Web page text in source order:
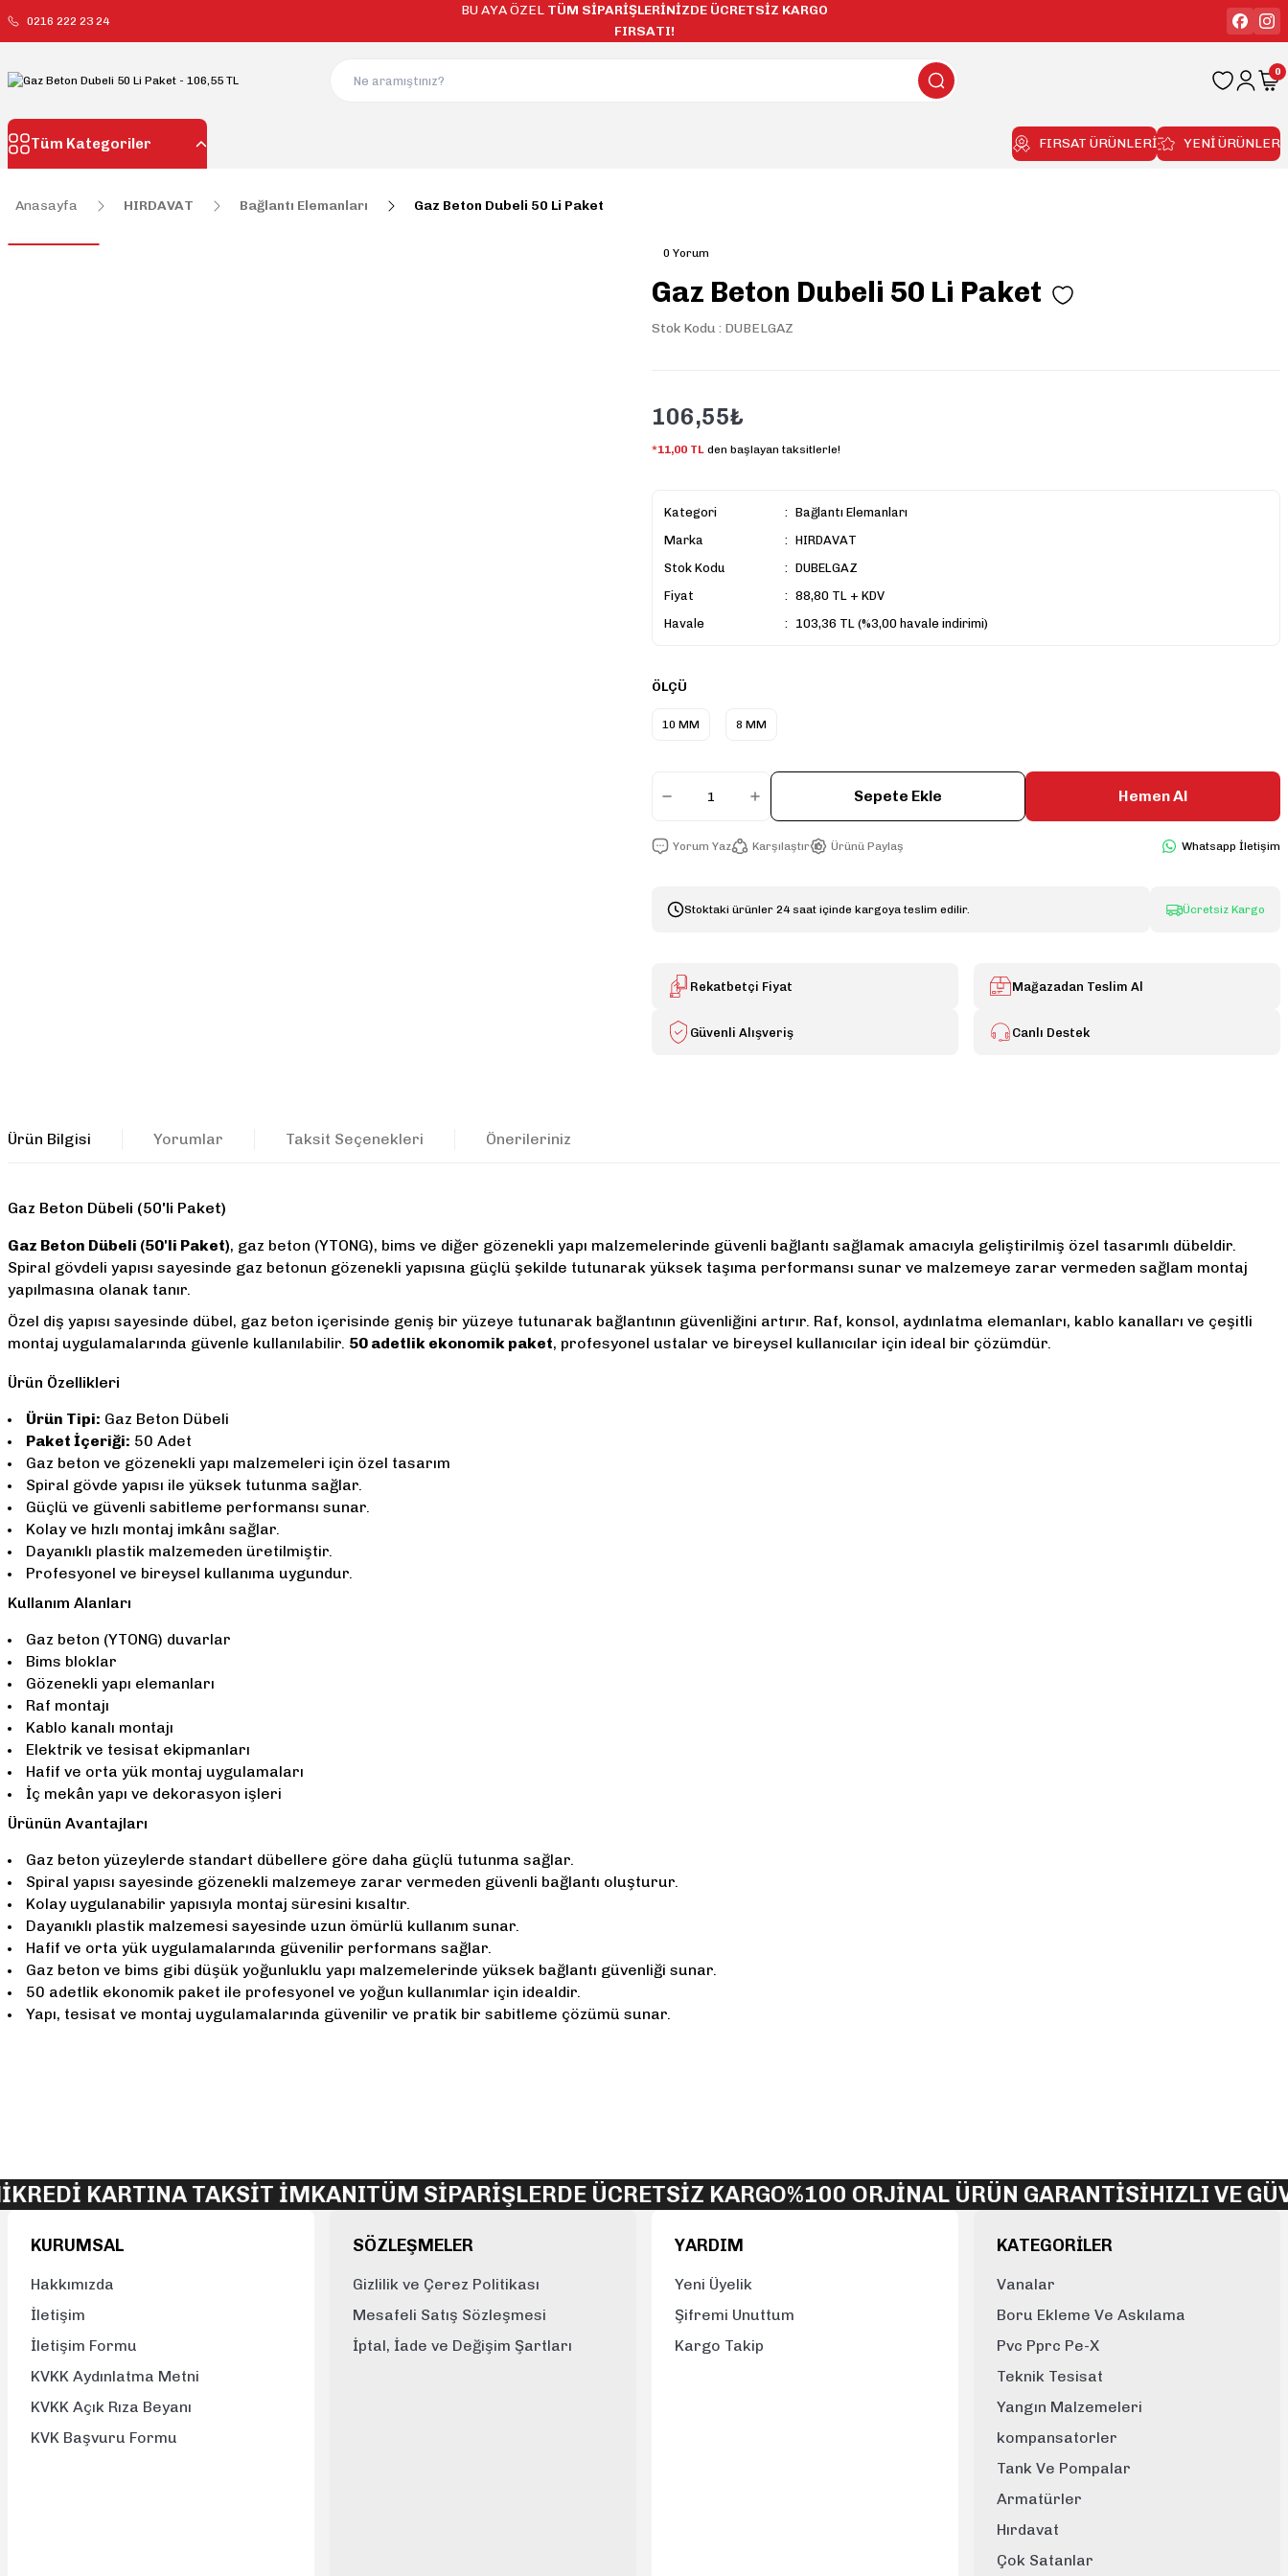
0216 222 23 24
BU AYA ÖZEL TÜM SİPARİŞLERİNİZDE ÜCRETSİZ KARGO
FIRSATI!
0
Tüm Kategoriler FIRSAT ÜRÜNLERİ YENİ ÜRÜNLER
Anasayfa HIRDAVAT Bağlantı Elemanları Gaz Beton Dubeli 50 Li Paket
0 Yorum
Gaz Beton Dubeli 50 Li Paket
Stok Kodu : DUBELGAZ
106,55₺
*11,00 TL den başlayan taksitlerle!
Kategori
Bağlantı Elemanları
Marka
HIRDAVAT
Stok Kodu
DUBELGAZ
Fiyat
88,80 TL + KDV
Havale
103,36 TL (%3,00 havale indirimi)
ÖLÇÜ
10 MM 8 MM
Sepete Ekle Hemen Al
Yorum Yaz Karşılaştır Ürünü Paylaş Whatsapp İletişim
Stoktaki ürünler 24 saat içinde kargoya teslim edilir. Ücretsiz Kargo
Rekatbetçi Fiyat Mağazadan Teslim Al
Güvenli Alışveriş Canlı Destek
Ürün Bilgisi Yorumlar Taksit Seçenekleri Önerileriniz
Gaz Beton Dübeli (50'li Paket)
Gaz Beton Dübeli (50'li Paket), gaz beton (YTONG), bims ve diğer gözenekli yapı malzemelerinde güvenli bağlantı sağlamak amacıyla geliştirilmiş özel tasarımlı dübeldir.
Spiral gövdeli yapısı sayesinde gaz betonun gözenekli yapısına güçlü şekilde tutunarak yüksek taşıma performansı sunar ve malzemeye zarar vermeden sağlam montaj
yapılmasına olanak tanır.
Özel diş yapısı sayesinde dübel, gaz beton içerisinde geniş bir yüzeye tutunarak bağlantının güvenliğini artırır. Raf, konsol, aydınlatma elemanları, kablo kanalları ve çeşitli
montaj uygulamalarında güvenle kullanılabilir. 50 adetlik ekonomik paket, profesyonel ustalar ve bireysel kullanıcılar için ideal bir çözümdür.
Ürün Özellikleri
Ürün Tipi: Gaz Beton Dübeli
Paket İçeriği: 50 Adet
Gaz beton ve gözenekli yapı malzemeleri için özel tasarım
Spiral gövde yapısı ile yüksek tutunma sağlar.
Güçlü ve güvenli sabitleme performansı sunar.
Kolay ve hızlı montaj imkânı sağlar.
Dayanıklı plastik malzemeden üretilmiştir.
Profesyonel ve bireysel kullanıma uygundur.
Kullanım Alanları
Gaz beton (YTONG) duvarlar
Bims bloklar
Gözenekli yapı elemanları
Raf montajı
Kablo kanalı montajı
Elektrik ve tesisat ekipmanları
Hafif ve orta yük montaj uygulamaları
İç mekân yapı ve dekorasyon işleri
Ürünün Avantajları
Gaz beton yüzeylerde standart dübellere göre daha güçlü tutunma sağlar.
Spiral yapısı sayesinde gözenekli malzemeye zarar vermeden güvenli bağlantı oluşturur.
Kolay uygulanabilir yapısıyla montaj süresini kısaltır.
Dayanıklı plastik malzemesi sayesinde uzun ömürlü kullanım sunar.
Hafif ve orta yük uygulamalarında güvenilir performans sağlar.
Gaz beton ve bims gibi düşük yoğunluklu yapı malzemelerinde yüksek bağlantı güvenliği sunar.
50 adetlik ekonomik paket ile profesyonel ve yoğun kullanımlar için idealdir.
Yapı, tesisat ve montaj uygulamalarında güvenilir ve pratik bir sabitleme çözümü sunar.
Ürün bilgilerinde hatalar bulunuyor.
Bu ürüne benzer farklı alternatifler olmalı.
KARTINA TAKSİT İMKANITÜM SİPARİŞLERDE ÜCRETSİZ KARGO%100 ORJİNAL ÜRÜN GARANTİSİHIZLI VE
KURUMSAL
Hakkımızda
İletişim
İletişim Formu
KVKK Aydınlatma Metni
KVKK Açık Rıza Beyanı
KVK Başvuru Formu
SÖZLEŞMELER
Gizlilik ve Çerez Politikası
Mesafeli Satış Sözleşmesi
İptal, İade ve Değişim Şartları
YARDIM
Yeni Üyelik
Şifremi Unuttum
Kargo Takip
KATEGORİLER
Vanalar
Boru Ekleme Ve Askılama
Pvc Pprc Pe-X
Teknik Tesisat
Yangın Malzemeleri
kompansatorler
Tank Ve Pompalar
Armatürler
Hırdavat
Çok Satanlar